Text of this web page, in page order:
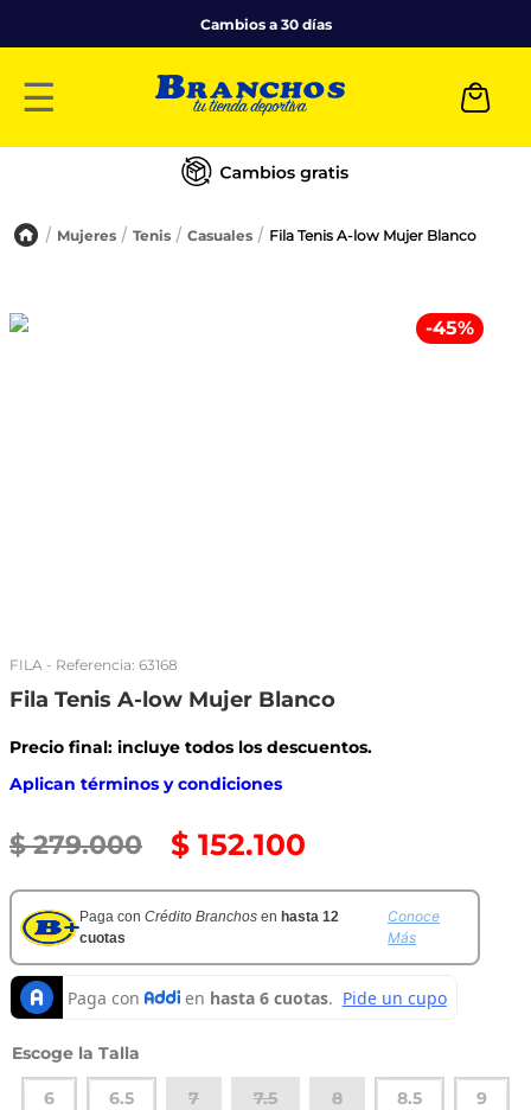
Cambios a 30 días
☰
Mujeres Tenis Casuales Fila Tenis A-low Mujer Blanco
-45%
FILA - Referencia: 63168
Fila Tenis A-low Mujer Blanco
Precio final: incluye todos los descuentos.
Aplican términos y condiciones
$ 279.000 $ 152.100
Paga con Crédito Branchos en hasta 12
cuotas
Conoce
Más
Talla
6 6.5 7 7.5 8 8.5 9